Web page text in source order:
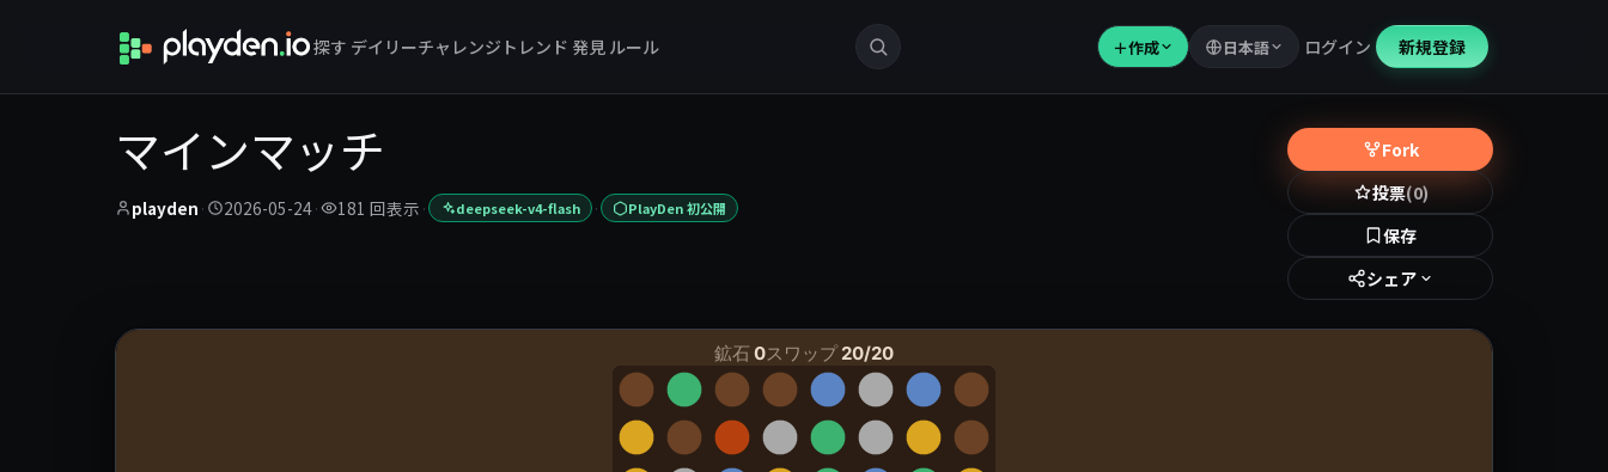
探す デイリーチャレンジ トレンド 発見 ルール ＋作成 日本語 ログイン 新規登録
マインマッチ
playden · 2026-05-24· 181 回表示 · deepseek-v4-flash · PlayDen 初公開
Fork
投票(0)
保存
シェア